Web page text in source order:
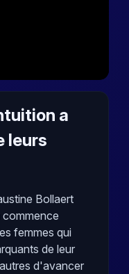
a
leurs
Bollaert
commence
femmes qui
de leur
d'avancer